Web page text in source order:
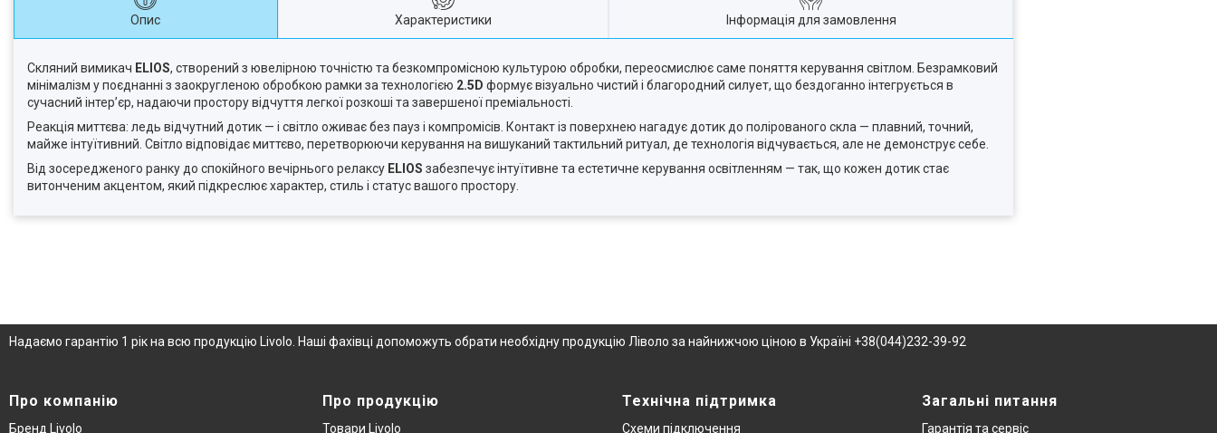
Опис Характеристики Інформація для замовлення
Скляний вимикач ELIOS, створений з ювелірною точністю та безкомпромісною культурою обробки, переосмислює саме поняття керування світлом. Безрамковий
мінімалізм у поєднанні з заокругленою обробкою рамки за технологією 2.5D формує візуально чистий і благородний силует, що бездоганно інтегрується в
сучасний інтер’єр, надаючи простору відчуття легкої розкоші та завершеної преміальності.
Реакція миттєва: ледь відчутний дотик — і світло оживає без пауз і компромісів. Контакт із поверхнею нагадує дотик до полірованого скла — плавний, точний,
майже інтуїтивний. Світло відповідає миттєво, перетворюючи керування на вишуканий тактильний ритуал, де технологія відчувається, але не демонструє себе.
Від зосередженого ранку до спокійного вечірнього релаксу ELIOS забезпечує інтуїтивне та естетичне керування освітленням — так, що кожен дотик стає
витонченим акцентом, який підкреслює характер, стиль і статус вашого простору.
Надаємо гарантію 1 рік на всю продукцію Livolo. Наші фахівці допоможуть обрати необхідну продукцію Ліволо за найнижчою ціною в Україні +38(044)232-39-92
Про компанію
Бренд Livolo
Про продукцію
Товари Livolo
Технічна підтримка
Схеми підключення
Загальні питання
Гарантія та сервіс